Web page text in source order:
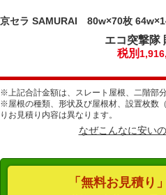
京セラ SAMURAI 80w×70枚
エコ突撃隊
税別
※上記合計金額は、スレート屋根、二階部
※屋根の種類、形状及び屋根材、設置枚数
りお見積り内容は異なります。
なぜこんなに安い
「無料お見積り